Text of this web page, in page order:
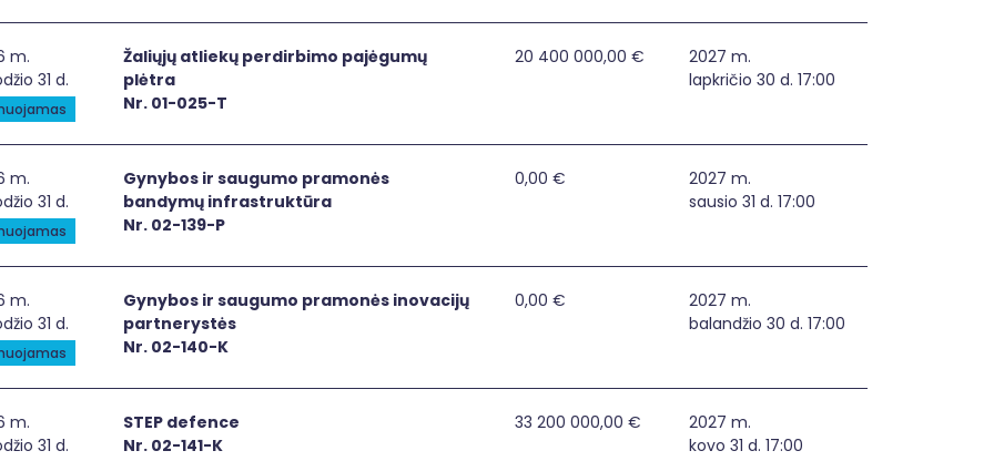
atliekų perdirbimo pajėgumų plėtra
m.
31 d.
Žaliųjų atliekų perdirbimo pajėgumų
plėtra
Nr. 01-025-T
20 400 000,00 €
2027 m.
lapkričio 30 d. 17:00
ir saugumo pramonės bandymų infrastruktūra
m.
31 d.
Gynybos ir saugumo pramonės
bandymų infrastruktūra
Nr. 02-139-P
0,00 €
2027 m.
sausio 31 d. 17:00
ir saugumo pramonės inovacijų partnerystės
m.
31 d.
Gynybos ir saugumo pramonės inovacijų
partnerystės
Nr. 02-140-K
0,00 €
2027 m.
balandžio 30 d. 17:00
defence
m.
31 d.
STEP defence
Nr. 02-141-K
33 200 000,00 €
2027 m.
kovo 31 d. 17:00